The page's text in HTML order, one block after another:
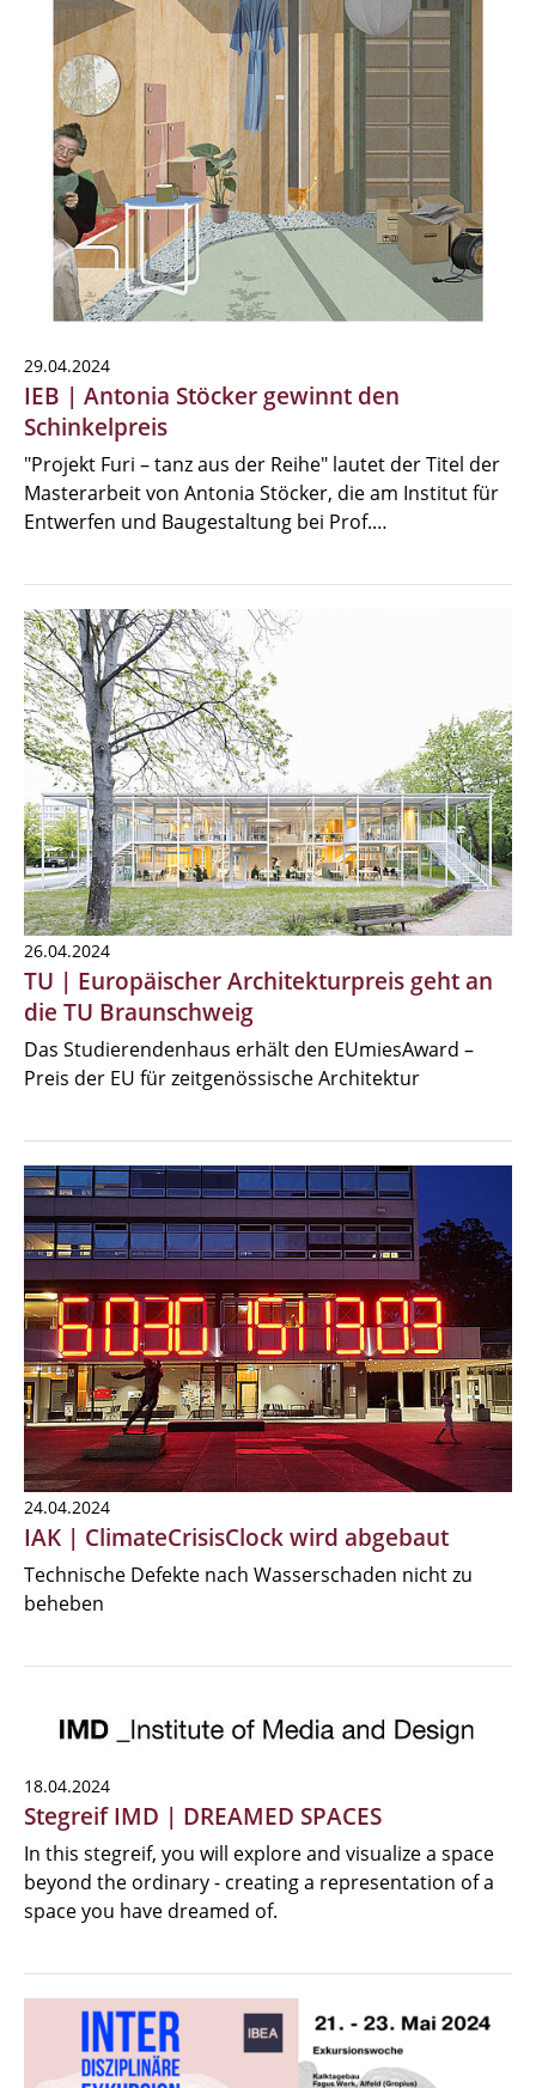
29.04.2024
IEB | Antonia Stöcker gewinnt den
Schinkelpreis
"Projekt Furi – tanz aus der Reihe" lautet der Titel der
Masterarbeit von Antonia Stöcker, die am Institut für
Entwerfen und Baugestaltung bei Prof.…
26.04.2024
TU | Europäischer Architekturpreis geht an
die TU Braunschweig
Das Studierendenhaus erhält den EUmiesAward –
Preis der EU für zeitgenössische Architektur
24.04.2024
IAK | ClimateCrisisClock wird abgebaut
Technische Defekte nach Wasserschaden nicht zu
beheben
18.04.2024
Stegreif IMD | DREAMED SPACES
In this stegreif, you will explore and visualize a space
beyond the ordinary - creating a representation of a
space you have dreamed of.